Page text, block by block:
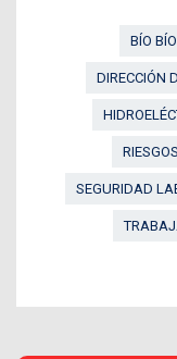
BÍO BÍO
DIRECCIÓN
SEGURIDAD